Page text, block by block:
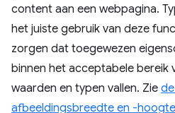
content aan een webpagina.
het juiste gebruik van deze
zorgen dat toegewezen
binnen het acceptabele bereik
waarden en typen vallen. Zie
afbeeldingsbreedte en -hoogte